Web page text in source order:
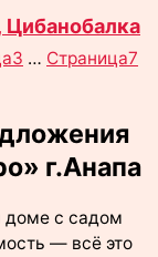
Цибанобалка
3 … Страница7
г.Анапа
доме с садом
— всё это